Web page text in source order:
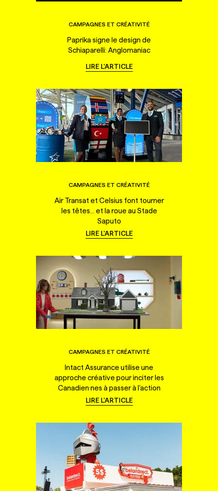
CAMPAGNES ET CRÉATIVITÉ
Paprika signe le design de
Schiaparelli: Anglomaniac
LIRE L'ARTICLE
CAMPAGNES ET CRÉATIVITÉ
Air Transat et Celsius font tourner
les têtes... et la roue au Stade
Saputo
LIRE L'ARTICLE
CAMPAGNES ET CRÉATIVITÉ
Intact Assurance utilise une
approche créative pour inciter les
Canadien·nes à passer à l'action
LIRE L'ARTICLE